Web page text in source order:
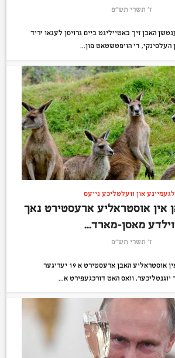
ז׳ תשרי תש״פ
מענטשן האבן זיך באטייליגט ביים גרויסן לעגאו יריד
העלסינקי, די הויפטשטאט פון...
און וועלטליכע נייעס
אין אוסטראליע ארעסטירט נאך
מאסן-מארד...
ז׳ תשרי תש״פ
אויטאריטעטן אין אוסטראליע האבן ארעסטירט א 19 יעריגער
וואס האט דורכגעפירט א...